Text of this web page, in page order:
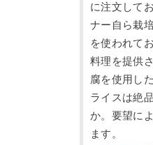
に注文して
ナー自ら栽
を使われて
料理を提供
腐を使用し
ライスは絶
か。要望に
ます。